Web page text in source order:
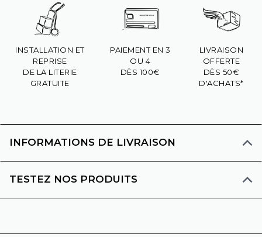
INSTALLATION ET
REPRISE
DE LA LITERIE
GRATUITE
PAIEMENT EN 3
OU 4
DÈS 100€
LIVRAISON
OFFERTE
DÈS 50€
D'ACHATS*
INFORMATIONS DE LIVRAISON
TESTEZ NOS PRODUITS